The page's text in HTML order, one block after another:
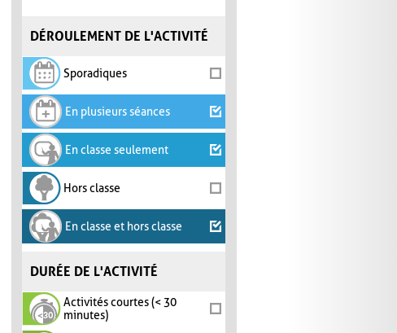
DÉROULEMENT DE L'ACTIVITÉ
Sporadiques
En plusieurs séances
En classe seulement
Hors classe
En classe et hors classe
DURÉE DE L'ACTIVITÉ
Activités courtes (< 30
minutes)